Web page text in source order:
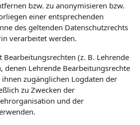
bzw. zu anonymisieren bzw.
einer entsprechenden
des geltenden Datenschutzrechts
verarbeitet werden.
(z. B. Lehrende
denen Lehrende Bearbeitungsrechte
zugänglichen Logdaten der
zu Zwecken der
und der